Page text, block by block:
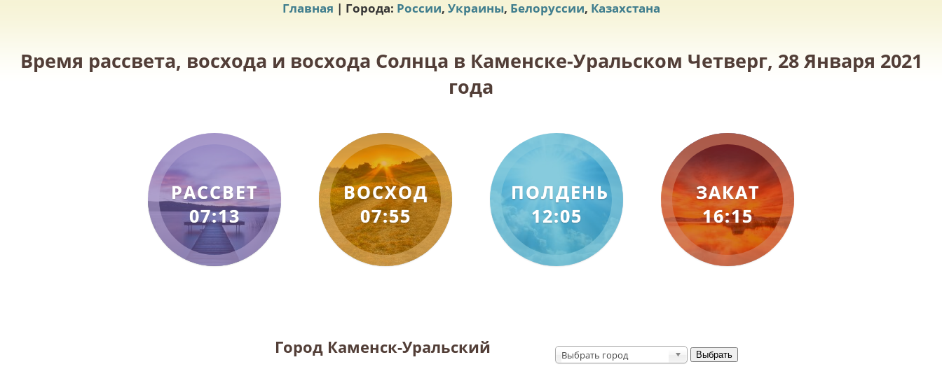
Главная | Города: России, Украины, Белоруссии, Казахстана
Время рассвета, восхода и восхода Солнца в Каменске-Уральском Четверг, 28 Января 2021
года
РАССВЕТ
07:13
ВОСХОД
07:55
ПОЛДЕНЬ
12:05
ЗАКАТ
16:15
Город Каменск-Уральский Выбрать город